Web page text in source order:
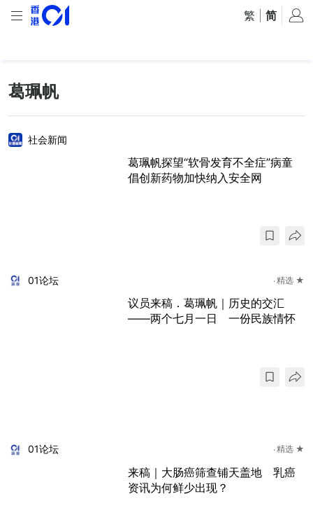
繁 简
葛珮帆
社会新闻
葛珮帆探望“软骨发育不全症”病童
倡创新药物加快纳入安全网
01论坛 精选 ★
议员来稿．葛珮帆｜历史的交汇
——两个七月一日 一份民族情怀
01论坛 精选 ★
来稿｜大肠癌筛查铺天盖地 乳癌
资讯为何鲜少出现？